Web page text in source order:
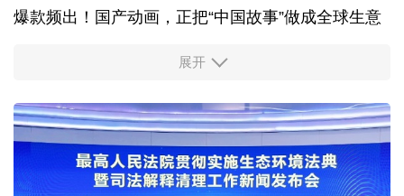
爆款频出！国产动画，正把“中国故事”做成全球生意
活力中国调研行丨安徽的定力与活力
历经十余年，西藏南木林：昔日荒河滩 今时富绿洲
情满天山 援疆印记丨安徽支教生赢得桃李秀昆仑
展开